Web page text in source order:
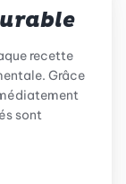
recette
Grâce
sont